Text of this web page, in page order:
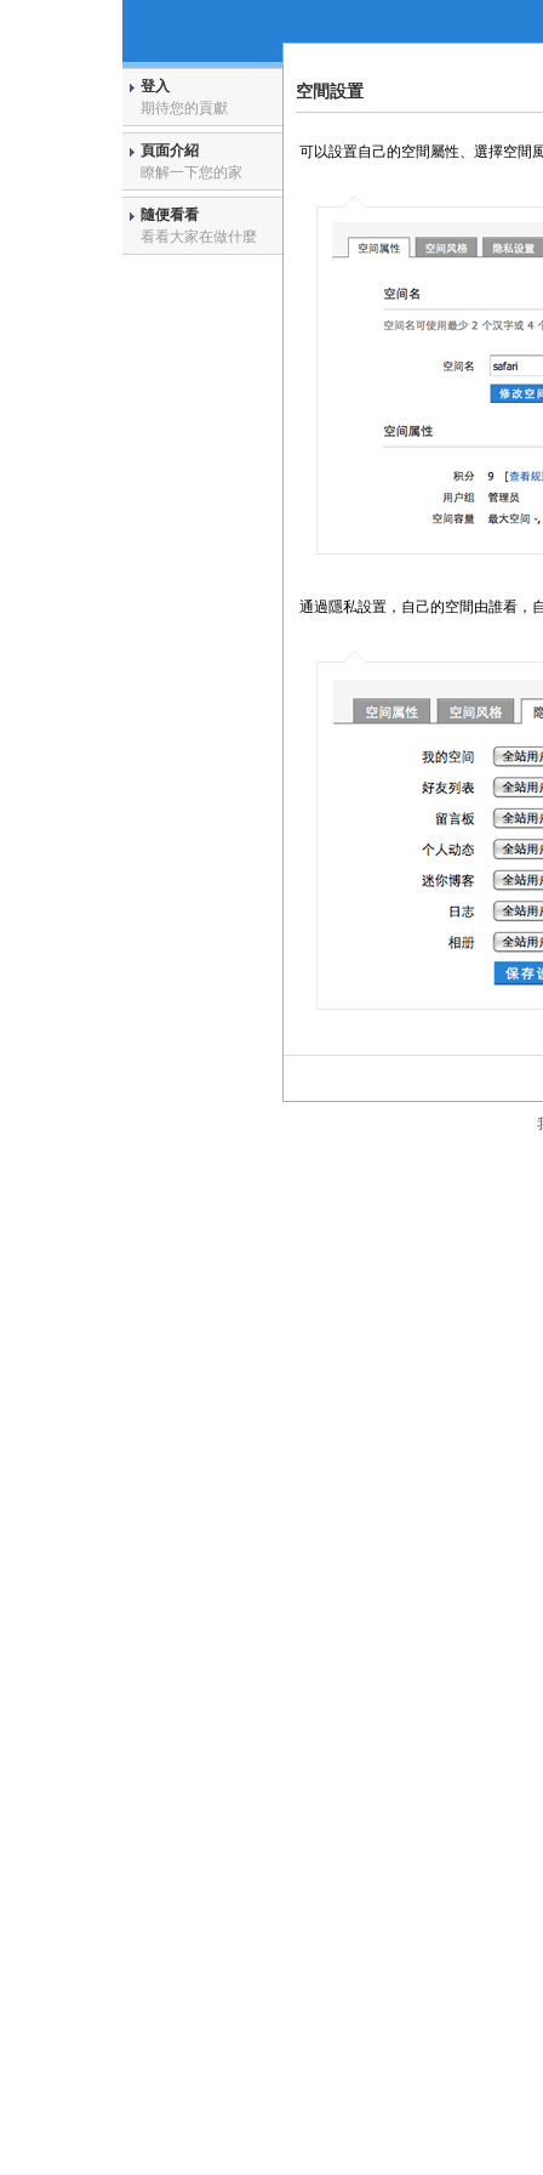
登入
期待您的貢獻
頁面介紹
瞭解一下您的家
隨便看看
看看大家在做什麼
空間設置
可以設置自己的空間屬性、選擇空間
通過隱私設置，自己的空間由誰看，